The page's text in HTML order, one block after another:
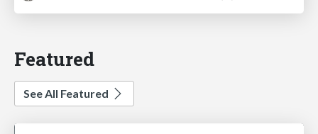
Featured
See All Featured